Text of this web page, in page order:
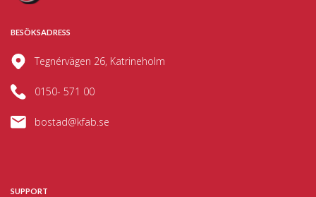
BESÖKSADRESS
Tegnérvägen 26, Katrineholm
0150- 571 00
bostad@kfab.se
SUPPORT